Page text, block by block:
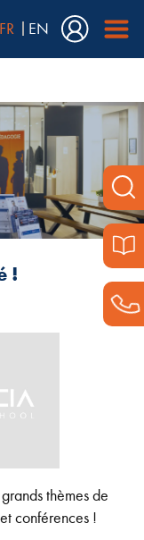
FR EN
!
thèmes de
conférences !